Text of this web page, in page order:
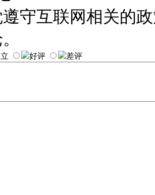
守互联网相关的
好评 差评